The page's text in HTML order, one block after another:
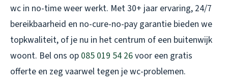
wc in no-time weer werkt. Met 30+ jaar ervaring, 24/7
bereikbaarheid en no-cure-no-pay garantie bieden we
topkwaliteit, of je nu in het centrum of een buitenwijk
woont. Bel ons op 085 019 54 26voor een gratis
offerte en zeg vaarwel tegen je wc-problemen.